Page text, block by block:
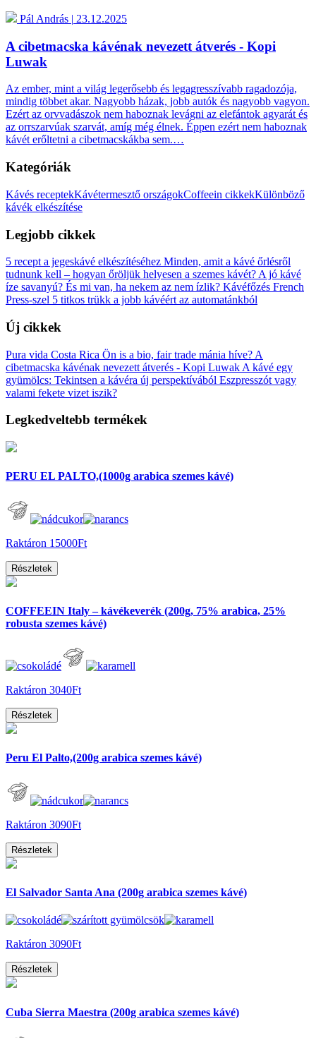
Pál András | 23.12.2025
A cibetmacska kávénak nevezett átverés - Kopi
Luwak
Az ember, mint a világ legerősebb és legagresszívabb ragadozója,
mindig többet akar. Nagyobb házak, jobb autók és nagyobb vagyon.
Ezért az orvvadászok nem haboznak levágni az elefántok agyarát és
az orrszarvúak szarvát, amíg még élnek. Éppen ezért nem haboznak
kávét erőltetni a cibetmacskákba sem.…
Kategóriák
Kávés receptekKávétermesztő országokCoffeein cikkekKülönböző
kávék elkészítése
Legjobb cikkek
5 recept a jegeskávé elkészítéséhez Minden, amit a kávé őrlésről
tudnunk kell – hogyan őröljük helyesen a szemes kávét? A jó kávé
íze savanyú? És mi van, ha nekem az nem ízlik? Kávéfőzés French
Press-szel 5 titkos trükk a jobb kávéért az automatánkból
Új cikkek
Pura vida Costa Rica Ön is a bio, fair trade mánia híve? A
cibetmacska kávénak nevezett átverés - Kopi Luwak A kávé egy
gyümölcs: Tekintsen a kávéra új perspektívából Eszpresszót vagy
valami fekete vizet iszik?
Legkedveltebb termékek
PERU EL PALTO,(1000g arabica szemes kávé)
Raktáron 15000Ft
Részletek
COFFEEIN Italy – kávékeverék (200g, 75% arabica, 25%
robusta szemes kávé)
Raktáron 3040Ft
Részletek
Peru El Palto,(200g arabica szemes kávé)
Raktáron 3090Ft
Részletek
El Salvador Santa Ana (200g arabica szemes kávé)
Raktáron 3090Ft
Részletek
Cuba Sierra Maestra (200g arabica szemes kávé)